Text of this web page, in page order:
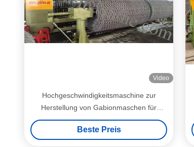
Video
Hochgeschwindigkeitsmaschine zur
Herstellung von Gabionmaschen für
moderne Drahtnetzfabriken
Beste Preis